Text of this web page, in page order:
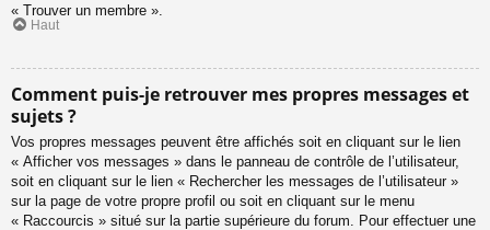
« Trouver un membre ».
Haut
Comment puis-je retrouver mes propres messages et
sujets ?
Vos propres messages peuvent être affichés soit en cliquant sur le lien
« Afficher vos messages » dans le panneau de contrôle de l’utilisateur,
soit en cliquant sur le lien « Rechercher les messages de l’utilisateur »
sur la page de votre propre profil ou soit en cliquant sur le menu
« Raccourcis » situé sur la partie supérieure du forum. Pour effectuer une